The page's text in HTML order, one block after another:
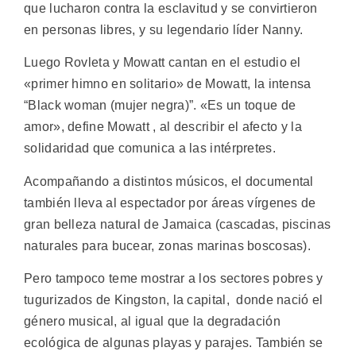
que lucharon contra la esclavitud y se convirtieron
en personas libres, y su legendario líder Nanny.
Luego Rovleta y Mowatt cantan en el estudio el
«primer himno en solitario» de Mowatt, la intensa
“Black woman (mujer negra)”. «Es un toque de
amor», define Mowatt , al describir el afecto y la
solidaridad que comunica a las intérpretes.
Acompañando a distintos músicos, el documental
también lleva al espectador por áreas vírgenes de
gran belleza natural de Jamaica (cascadas, piscinas
naturales para bucear, zonas marinas boscosas).
Pero tampoco teme mostrar a los sectores pobres y
tugurizados de Kingston, la capital, donde nació el
género musical, al igual que la degradación
ecológica de algunas playas y parajes. También se